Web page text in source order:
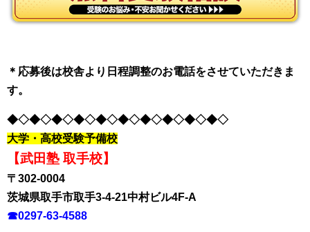
＊応募後は校舎より日程調整のお電話をさせていただきま
す。
◆◇◆◇◆◇◆◇◆◇◆◇◆◇◆◇◆◇◆◇
大学・高校受験予備校
【武田塾 取手校】
〒302-0004
茨城県取手市取手3-4-21中村ビル4F-A
☎0297-63-4588